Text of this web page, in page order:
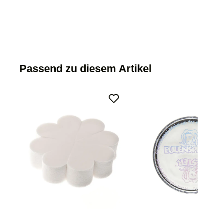
Passend zu diesem Artikel